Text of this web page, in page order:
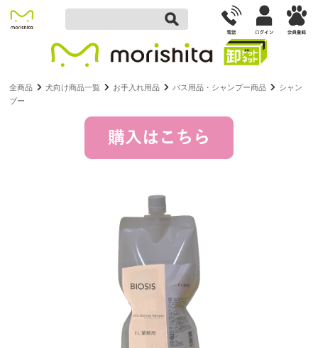
全商品 犬向け商品一覧 お手入れ用品 バス用品・シャンプー商品
シャン
プー